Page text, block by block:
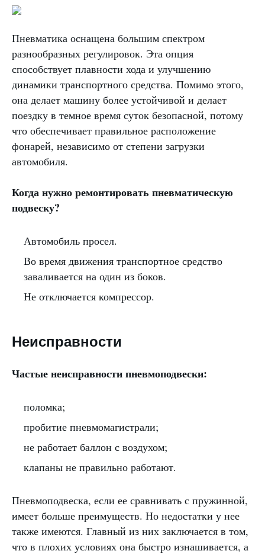
Пневматика оснащена большим спектром
разнообразных регулировок. Эта опция
способствует плавности хода и улучшению
динамики транспортного средства. Помимо этого,
она делает машину более устойчивой и делает
поездку в темное время суток безопасной, потому
что обеспечивает правильное расположение
фонарей, независимо от степени загрузки
автомобиля.
Когда нужно ремонтировать пневматическую
подвеску?
Автомобиль просел.
Во время движения транспортное средство
заваливается на один из боков.
Не отключается компрессор.
Неисправности
Частые неисправности пневмоподвески:
поломка;
пробитие пневмомагистрали;
не работает баллон с воздухом;
клапаны не правильно работают.
Пневмоподвеска, если ее сравнивать с пружинной,
имеет больше преимуществ. Но недостатки у нее
также имеются. Главный из них заключается в том,
что в плохих условиях она быстро изнашивается, а